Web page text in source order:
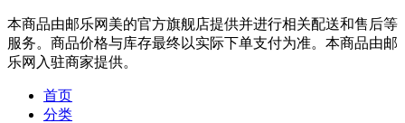
本商品由邮乐网美的官方旗舰店提供并进行相关配送和售后等
服务。商品价格与库存最终以实际下单支付为准。本商品由邮
乐网入驻商家提供。
首页
分类